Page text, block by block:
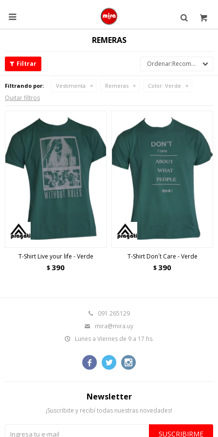

REMERAS
Recomendados
Filtrando por: Vestimenta Remeras Color: Verde
Quitar filtros
T-Shirt Live your life - Verde
$ 390
T-Shirt Don´t Care - Verde
$ 390
091 265129
mira@mira.uy
Lunes a Viernes de 9 a 17 hs.
  
Newsletter
¡Suscribite y recibí todas nuestras novedades!
SUSCRIBIRME